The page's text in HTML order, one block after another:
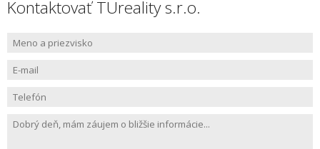
Kontaktovať TUreality s.r.o.